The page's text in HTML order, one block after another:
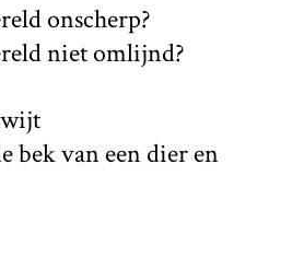
onscherp?
niet omlijnd?
bek van een dier en